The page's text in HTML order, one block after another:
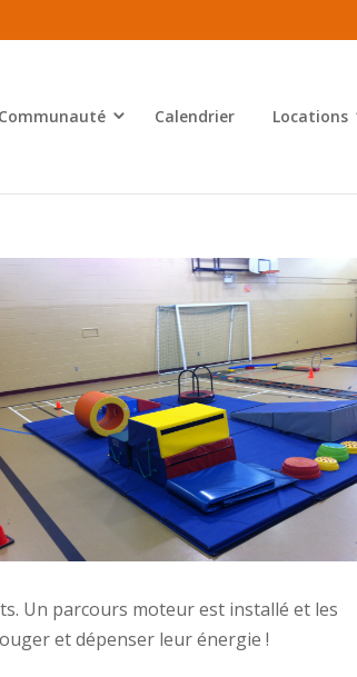
Communauté Calendrier Locations
Un parcours moteur est installé et les
et dépenser leur énergie !